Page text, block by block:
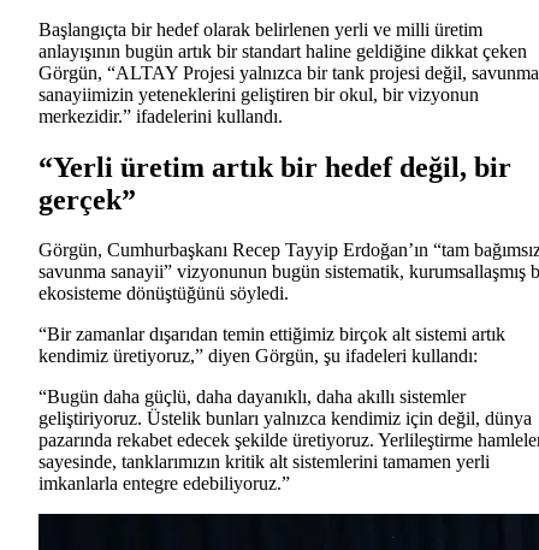
Başlangıçta bir hedef olarak belirlenen yerli ve milli üretim
anlayışının bugün artık bir standart haline geldiğine dikkat çeken
Görgün, “ALTAY Projesi yalnızca bir tank projesi değil, savunma
sanayiimizin yeteneklerini geliştiren bir okul, bir vizyonun
merkezidir.” ifadelerini kullandı.
“Yerli üretim artık bir hedef değil, bir
gerçek”
Görgün, Cumhurbaşkanı Recep Tayyip Erdoğan’ın “tam
savunma sanayii” vizyonunun bugün sistematik, kurumsallaşmış
ekosisteme dönüştüğünü söyledi.
“Bir zamanlar dışarıdan temin ettiğimiz birçok alt sistemi artık
kendimiz üretiyoruz,” diyen Görgün, şu ifadeleri kullandı:
“Bugün daha güçlü, daha dayanıklı, daha akıllı sistemler
geliştiriyoruz. Üstelik bunları yalnızca kendimiz için değil, dünya
pazarında rekabet edecek şekilde üretiyoruz. Yerlileştirme
sayesinde, tanklarımızın kritik alt sistemlerini tamamen yerli
imkanlarla entegre edebiliyoruz.”